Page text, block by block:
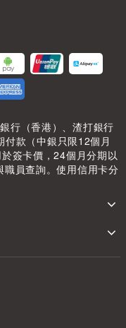
行（香港）、渣打銀行
款（中銀只限12個月
簽卡價，24個月分期以
員查詢。使用信用卡分